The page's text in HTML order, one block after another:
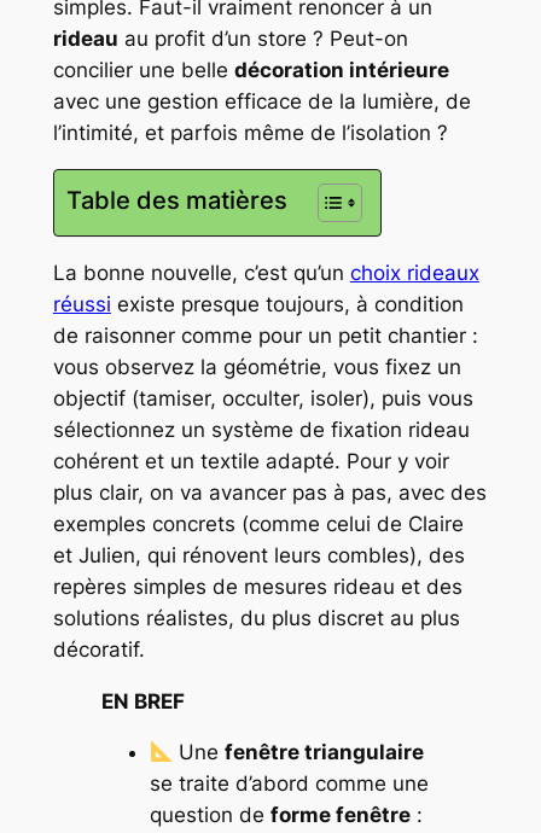
simples. Faut-il vraiment renoncer à un
rideau au profit d’un store ? Peut-on
concilier une belle décoration intérieure
avec une gestion efficace de la lumière, de
l’intimité, et parfois même de l’isolation ?
Table des matières
La bonne nouvelle, c’est qu’un choix rideaux
réussi existe presque toujours, à condition
de raisonner comme pour un petit chantier :
vous observez la géométrie, vous fixez un
objectif (tamiser, occulter, isoler), puis vous
sélectionnez un système de fixation rideau
cohérent et un textile adapté. Pour y voir
plus clair, on va avancer pas à pas, avec des
exemples concrets (comme celui de Claire
et Julien, qui rénovent leurs combles), des
repères simples de mesures rideau et des
solutions réalistes, du plus discret au plus
décoratif.
EN BREF
Une fenêtre triangulaire
se traite d’abord comme une
question de forme fenêtre: